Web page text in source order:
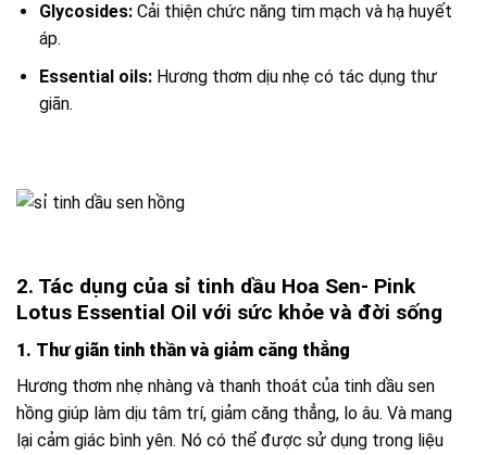
Glycosides:Cải thiện chức năng tim mạch và hạ huyết
áp.
Essential oils:Hương thơm dịu nhẹ có tác dụng thư
giãn.
2. Tác dụng của sỉ tinh dầu Hoa Sen- Pink
Lotus Essential Oil với sức khỏe và đời sống
1. Thư giãn tinh thần và giảm căng thẳng
Hương thơm nhẹ nhàng và thanh thoát của tinh dầu sen
hồng giúp làm dịu tâm trí, giảm căng thẳng, lo âu. Và mang
lại cảm giác bình yên. Nó có thể được sử dụng trong liệu